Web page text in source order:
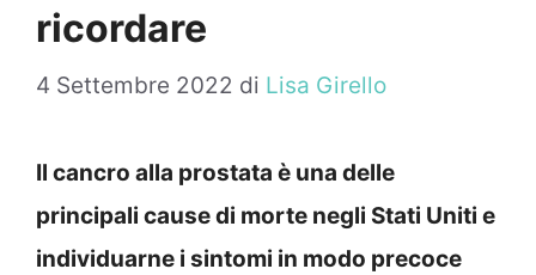
ricordare
4 Settembre 2022 di Lisa Girello
Il cancro alla prostata è una delle
principali cause di morte negli Stati Uniti e
individuarne i sintomi in modo precoce